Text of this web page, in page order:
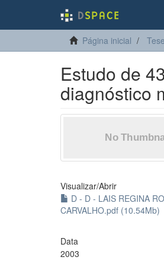
Página inicial
Estudo de
diagnóstico
Visualizar/Abrir
D - D - LAIS REGINA
CARVALHO.pdf (10.54Mb)
Data
2003